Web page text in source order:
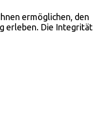
ermöglichen, den
erleben. Die Integrität